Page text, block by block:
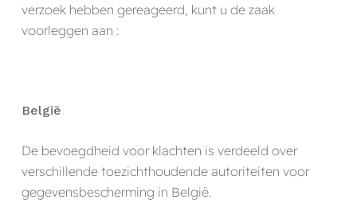
verzoek hebben gereageerd, kunt u de zaak
voorleggen aan :
België
De bevoegdheid voor klachten is verdeeld over
verschillende toezichthoudende autoriteiten voor
gegevensbescherming in België.